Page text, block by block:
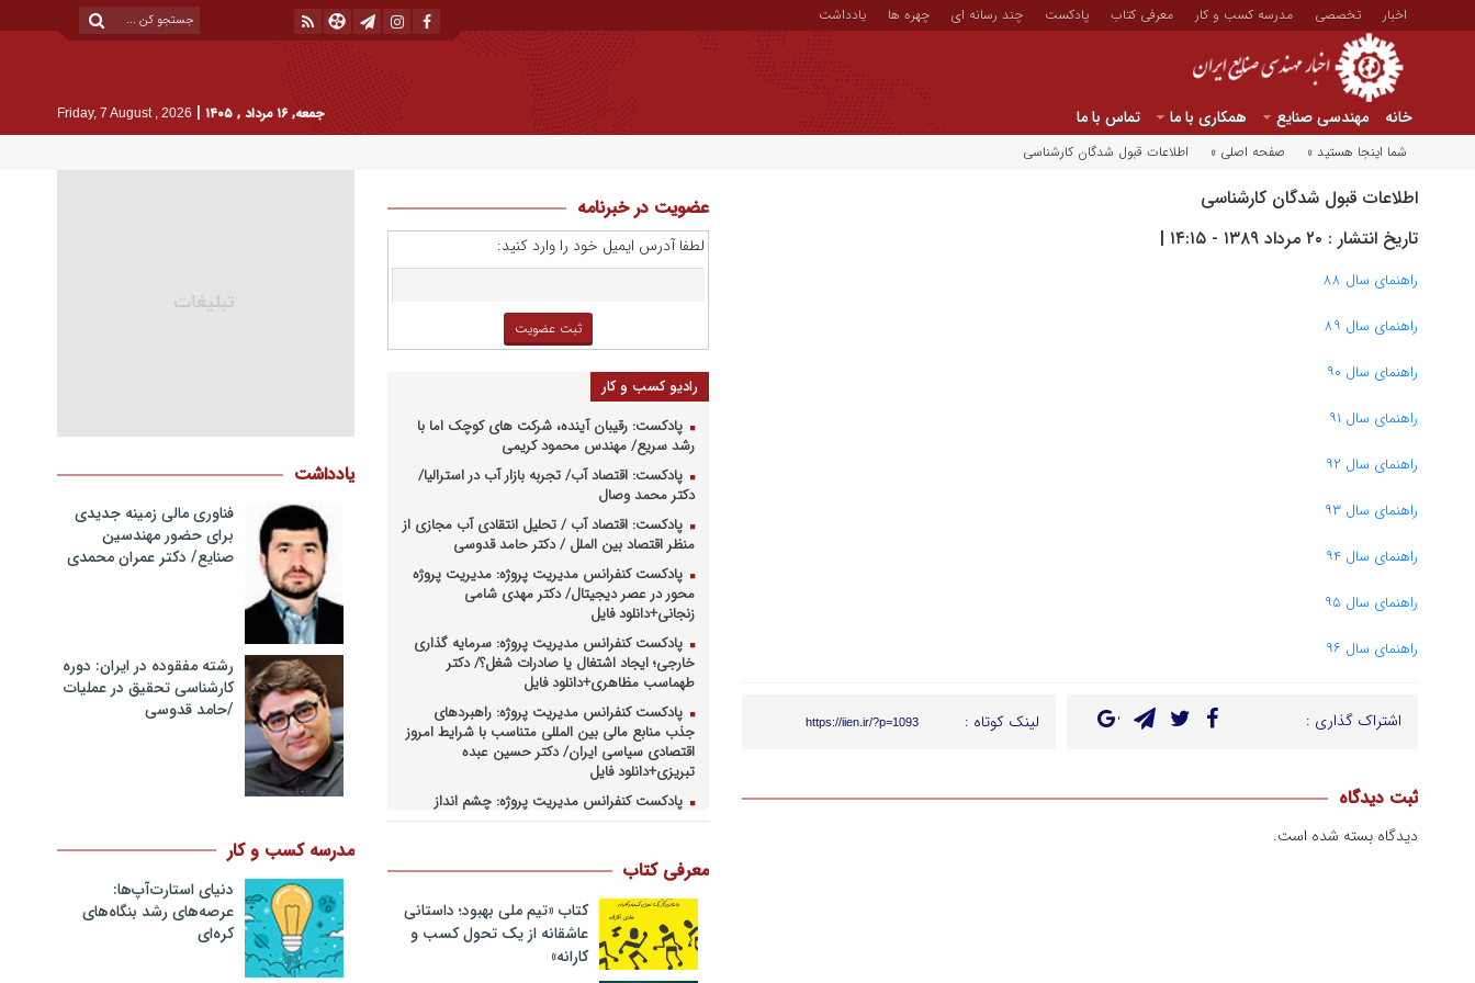
اخبار تخصصی مدرسه کسب و کار معرفی کتاب پادکست چند رسانه ای چهره ها یادداشت
خانه مهندسی صنایع همکاری با ما تماس با ما جمعه, ۱۶ مرداد , ۱۴۰۵ |
Friday, 7 August , 2026
شما اینجا هستید » صفحه اصلی » اطلاعات قبول شدگان کارشناسی
اطلاعات قبول شدگان کارشناسی
تاریخ انتشار : ۲۰ مرداد ۱۳۸۹ - ۱۴:۱۵ |
راهنمای سال ۸۸
راهنمای سال ۸۹
راهنمای سال ۹۰
راهنمای سال ۹۱
راهنمای سال ۹۲
راهنمای سال ۹۳
راهنمای سال ۹۴
راهنمای سال ۹۵
راهنمای سال ۹۶
اشتراک گذاری : لینک کوتاه : https://iien.ir/?p=1093
ثبت دیدگاه
دیدگاه بسته شده است.
عضویت در خبرنامه
لطفا آدرس ایمیل خود را وارد کنید:
رادیو کسب و کار
پادکست: رقیبان آینده، شرکت های کوچک اما با
رشد سریع/ مهندس محمود کریمی
پادکست: اقتصاد آب/ تجربه بازار آب در استرالیا/
دکتر محمد وصال
پادکست: اقتصاد آب / تحلیل انتقادی آب مجازی از
منظر اقتصاد بین الملل / دکتر حامد قدوسی
پادکست کنفرانس مدیریت پروژه: مدیریت پروژه
محور در عصر دیجیتال/ دکتر مهدی شامی
زنجانی+دانلود فایل
پادکست کنفرانس مدیریت پروژه: سرمایه گذاری
خارجی؛ ایجاد اشتغال یا صادرات شغل؟/ دکتر
طهماسب مظاهری+دانلود فایل
پادکست کنفرانس مدیریت پروژه: راهبردهای
جذب منابع مالی بین المللی متناسب با شرایط امروز
اقتصادی سیاسی ایران/ دکتر حسین عبده
تبریزی+دانلود فایل
پادکست کنفرانس مدیریت پروژه: چشم انداز
فایل
وزارت نفت در ارتقای مدیریت طرحهای بالادستی
صنعت نفت/ مهندس حبیب الله بیطرف+دانلود فایل
پادکست کنفرانس مدیریت پروژه: حکمرانی در
معرفی کتاب
کتاب «تیم ملی بهبود؛ داستانی
عاشقانه از یک تحول کسب و
کارانه»
یادداشت
فناوری مالی زمینه جدیدی
برای حضور مهندسین
صنایع/ دکتر عمران محمدی
رشته مفقوده در ایران: دوره
کارشناسی تحقیق در عملیات
/حامد قدوسی
مدرسه کسب و کار
دنیای استارت‌آپ‌ها:
عرصه‌های رشد بنگاه‌های
کره‌ای‌